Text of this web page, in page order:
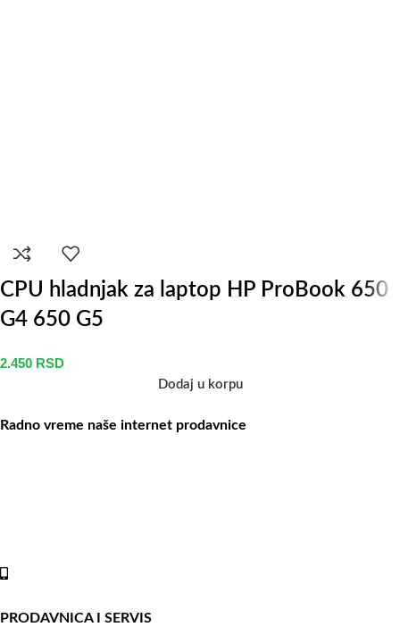
CPU hladnjak za laptop HP ProBook 650
G4 650 G5
2.450 RSD
Dodaj u korpu
Radno vreme naše internet prodavnice
+381 (69) 767-202
PRODAVNICA I SERVIS